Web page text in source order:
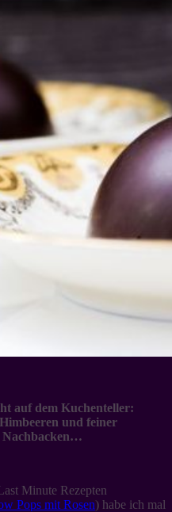
WEIHNACHTEN
REZEPTE
auf dem Kuchenteller:
und feiner
Nachbacken…
Minute Rezepten
Pops mit Rosen) habe ich mal